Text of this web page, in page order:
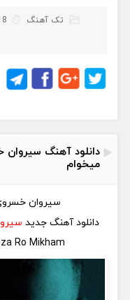
تک آهنگ 18
دانلود آهنگ سیروان
میخوام
سیروان
دانلود آهنگ جدید
Ro Mikham